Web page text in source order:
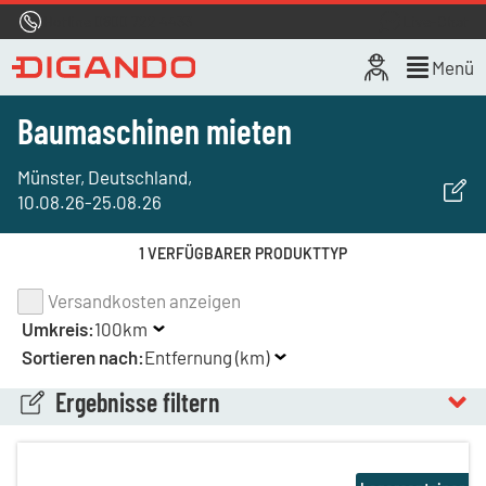
Menü
Baumaschinen mieten
Münster, Deutschland,
10.08.26-25.08.26
1 VERFÜGBARER PRODUKTTYP
Ergebnisse filtern
Versandkosten anzeigen
Umkreis:100km
Sortieren nach:Entfernung (km)